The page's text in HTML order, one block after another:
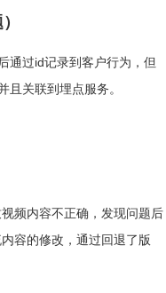
通过id记录到客户行为，但
关联到埋点服务。
频内容不正确，发现问题后
容的修改，通过回退了版